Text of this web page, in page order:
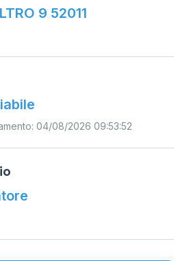
9 52011
04/08/2026 09:53:52